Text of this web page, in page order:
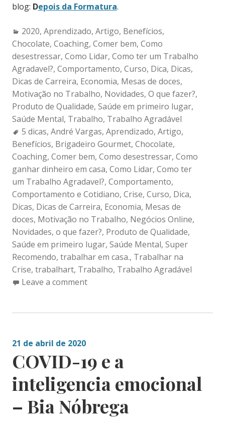
blog: Depois da Formatura.
Categories:
2020, Aprendizado, Artigo, Benefícios,
Chocolate, Coaching, Comer bem, Como
desestressar, Como Lidar, Como ter um Trabalho
Agradavel?, Comportamento, Curso, Dica, Dicas,
Dicas de Carreira, Economia, Mesas de doces,
Motivação no Trabalho, Novidades, O que fazer?,
Produto de Qualidade, Saúde em primeiro lugar,
Saúde Mental, Trabalho, Trabalho Agradável
Tags:
5 dicas, André Vargas, Aprendizado, Artigo,
Benefícios, Brigadeiro Gourmet, Chocolate,
Coaching, Comer bem, Como desestressar, Como
ganhar dinheiro em casa, Como Lidar, Como ter
um Trabalho Agradavel?, Comportamento,
Comportamento e Cotidiano, Crise, Curso, Dica,
Dicas, Dicas de Carreira, Economia, Mesas de
doces, Motivação no Trabalho, Negócios Online,
Novidades, o que fazer?, Produto de Qualidade,
Saúde em primeiro lugar, Saúde Mental, Super
Recomendo, trabalhar em casa., Trabalhar na
Crise, trabalhart, Trabalho, Trabalho Agradável
Leave a comment
21 de abril de 2020
COVID-19 e a
inteligencia emocional
– Bia Nóbrega